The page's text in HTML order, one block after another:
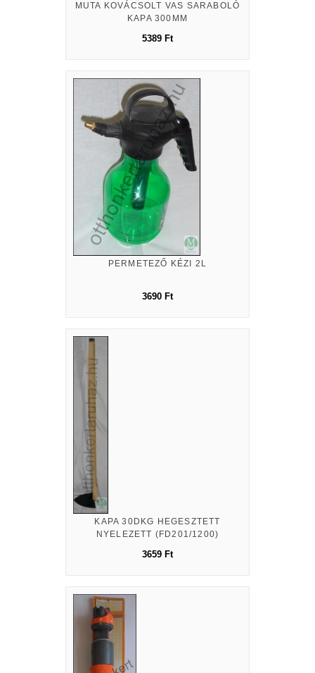
MUTA KOVÁCSOLT VAS SARABOLÓ
KAPA 300MM
5389 Ft
PERMETEZŐ KÉZI 2L
3690 Ft
KAPA 30DKG HEGESZTETT
NYELEZETT (FD201/1200)
3659 Ft